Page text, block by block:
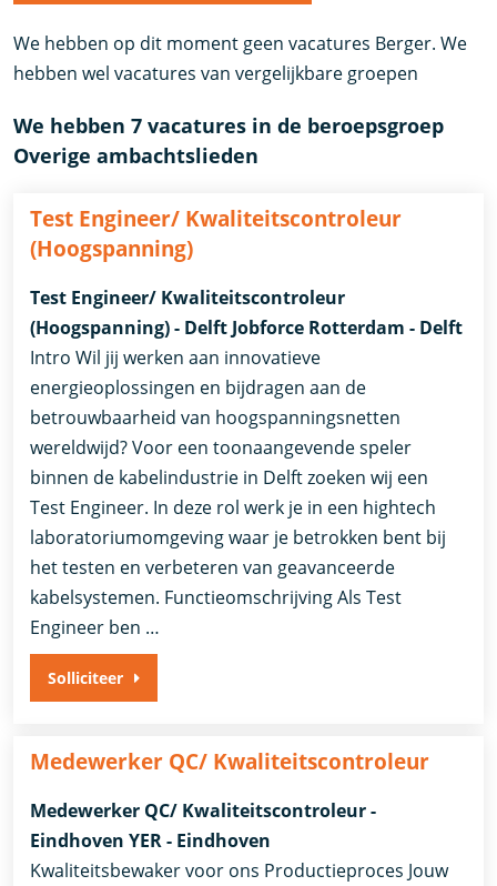
We hebben op dit moment geen vacatures Berger. We
hebben wel vacatures van vergelijkbare groepen
We hebben 7 vacatures in de beroepsgroep
Overige ambachtslieden
Test Engineer/ Kwaliteitscontroleur
(Hoogspanning)
Test Engineer/ Kwaliteitscontroleur
(Hoogspanning) - Delft Jobforce Rotterdam - Delft
Intro Wil jij werken aan innovatieve
energieoplossingen en bijdragen aan de
betrouwbaarheid van hoogspanningsnetten
wereldwijd? Voor een toonaangevende speler
binnen de kabelindustrie in Delft zoeken wij een
Test Engineer. In deze rol werk je in een hightech
laboratoriumomgeving waar je betrokken bent bij
het testen en verbeteren van geavanceerde
kabelsystemen. Functieomschrijving Als Test
Engineer ben …
Solliciteer
Medewerker QC/ Kwaliteitscontroleur
Medewerker QC/ Kwaliteitscontroleur -
Eindhoven YER - Eindhoven
Kwaliteitsbewaker voor ons Productieproces Jouw